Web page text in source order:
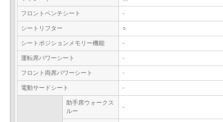
フロントベンチシート -
シートリフター ○
シートポジションメモリー機能 -
運転席パワーシート -
フロント両席パワーシート -
電動サードシート -
助手席ウォークス
ルー
-